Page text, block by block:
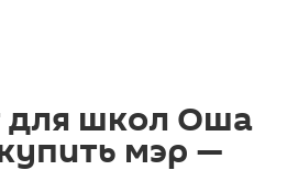
для школ Оша
мэр —